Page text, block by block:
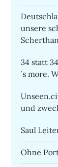
unsere
34 statt
´s more.
und
Saul
Ohne